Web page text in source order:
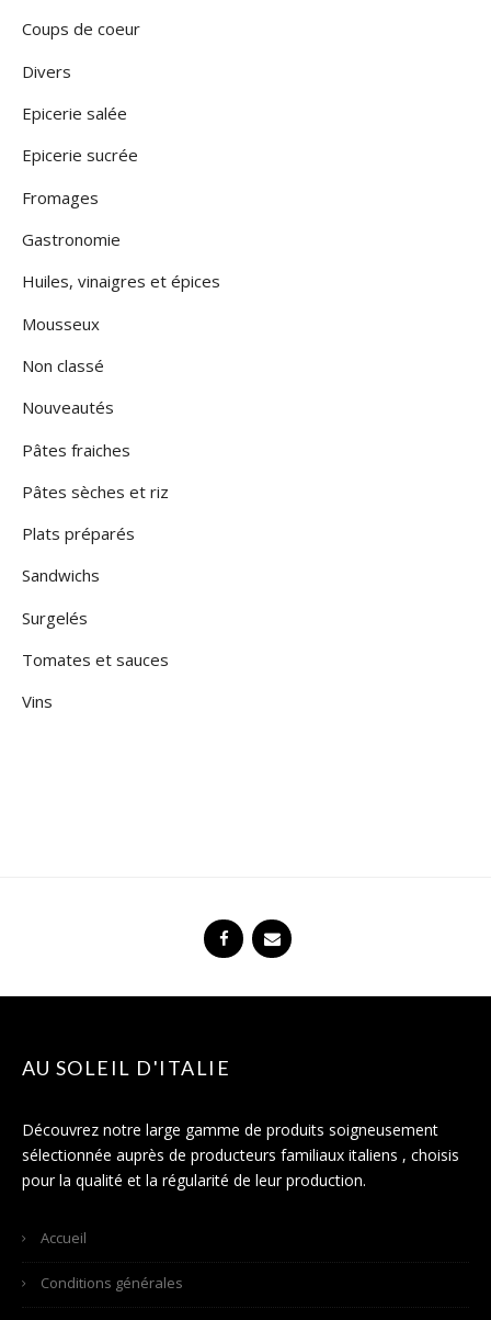
Coups de coeur
Divers
Epicerie salée
Epicerie sucrée
Fromages
Gastronomie
Huiles, vinaigres et épices
Mousseux
Non classé
Nouveautés
Pâtes fraiches
Pâtes sèches et riz
Plats préparés
Sandwichs
Surgelés
Tomates et sauces
Vins
AU SOLEIL D'ITALIE
Découvrez notre large gamme de produits soigneusement
sélectionnée auprès de producteurs familiaux italiens , choisis
pour la qualité et la régularité de leur production.
Accueil
Conditions générales